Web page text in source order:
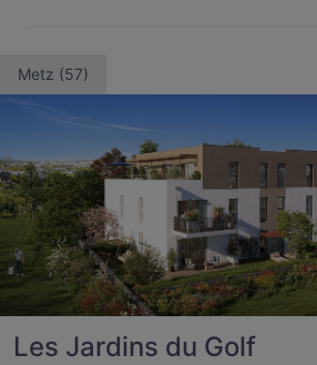
Metz (57)
Les Jardins du Golf